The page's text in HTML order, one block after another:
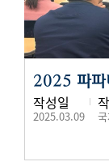
2025 파파
작성일
2025.03.09